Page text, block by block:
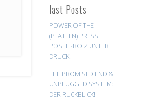
last Posts
POWER OF THE
(PLATTEN) PRESS:
POSTERBOIZ UNTER
DRUCK!
THE PROMISED END &
UNPLUGGED SYSTEM:
DER RÜCKBLICK!